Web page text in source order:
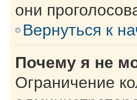
они
Вернуться к
Почему я не
Ограничение